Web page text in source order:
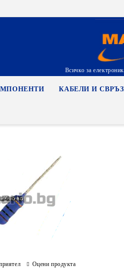
Всичко за
КАБЕЛИ И
Оцени продукта